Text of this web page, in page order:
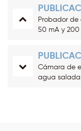
Probador
50 mA y
Cámara de
agua salada